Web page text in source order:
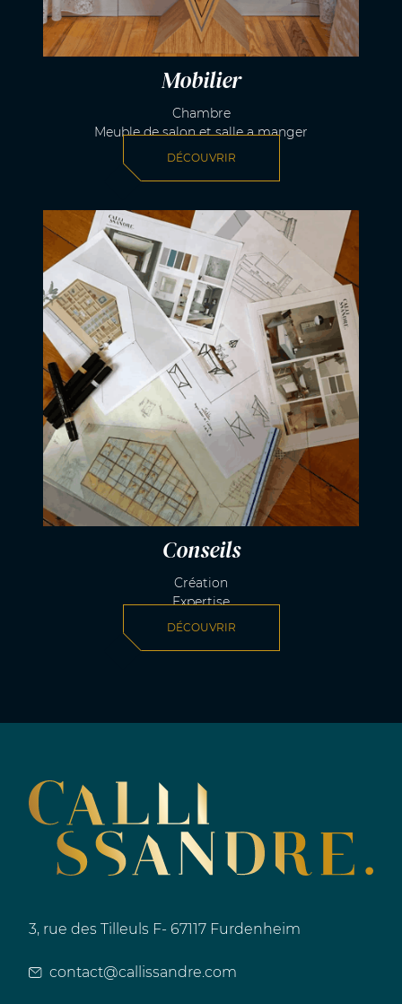
Mobilier
Chambre
Meuble de salon et salle a manger
DÉCOUVRIR
Conseils
Création
Expertise
DÉCOUVRIR
3, rue des Tilleuls F- 67117 Furdenheim
contact@callissandre.com